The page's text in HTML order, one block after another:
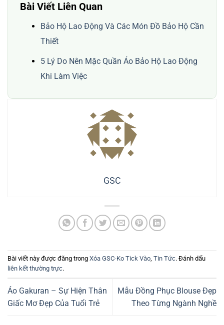
Bài Viết Liên Quan
Bảo Hộ Lao Động Và Các Món Đồ Bảo Hộ Cần
Thiết
5 Lý Do Nên Mặc Quần Áo Bảo Hộ Lao Động
Khi Làm Việc
GSC
Bài viết này được đăng trong Xóa GSC-Ko Tick Vào, Tin Tức. Đánh dấu
liên kết thường trực.
Áo Gakuran – Sự Hiện Thân
Giấc Mơ Đẹp Của Tuổi Trẻ
Mẫu Đồng Phục Blouse Đẹp
Theo Từng Ngành Nghề